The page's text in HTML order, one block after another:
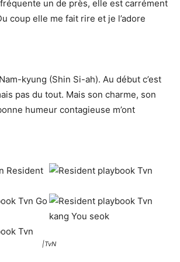
un de près, elle est carrément
coup elle me fait rire et je l’adore
kyung (Shin Si-ah). Au début c’est
pas du tout. Mais son charme, son
humeur contagieuse m’ont
|TvN